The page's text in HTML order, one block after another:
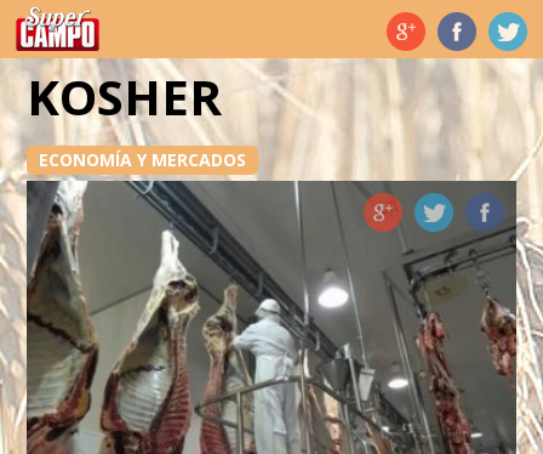
Temas de hoy
KOSHER
ECONOMÍA Y MERCADOS